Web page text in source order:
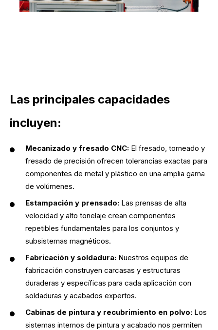
Las principales capacidades
incluyen:
Mecanizado y fresado CNC: El fresado, torneado y
fresado de precisión ofrecen tolerancias exactas para
componentes de metal y plástico en una amplia gama
de volúmenes.
Estampación y prensado: Las prensas de alta
velocidad y alto tonelaje crean componentes
repetibles fundamentales para los conjuntos y
subsistemas magnéticos.
Fabricación y soldadura: Nuestros equipos de
fabricación construyen carcasas y estructuras
duraderas y específicas para cada aplicación con
soldaduras y acabados expertos.
Cabinas de pintura y recubrimiento en polvo: Los
sistemas internos de pintura y acabado nos permiten